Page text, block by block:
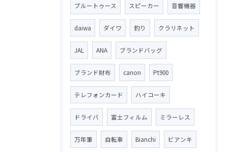
ブルートゥース スピーカー 音響機器
daiwa ダイワ 釣り クラリネット
JAL ANA ブランドバッグ
ブランド財布 canon Pt900
テレフォンカード ハイコーキ
ドライバ 富士フィルム ミラーレス
万年筆 自転車 Bianchi ビアンキ